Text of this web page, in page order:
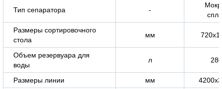
Тип сепаратора -
Размеры сортировочного
стола
мм
Объем резервуара для
воды
л
Размеры линии мм